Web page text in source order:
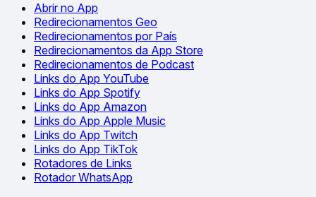
Abrir no App
Redirecionamentos Geo
Redirecionamentos por País
Redirecionamentos da App Store
Redirecionamentos de Podcast
Links do App YouTube
Links do App Spotify
Links do App Amazon
Links do App Apple Music
Links do App Twitch
Links do App TikTok
Rotadores de Links
Rotador WhatsApp